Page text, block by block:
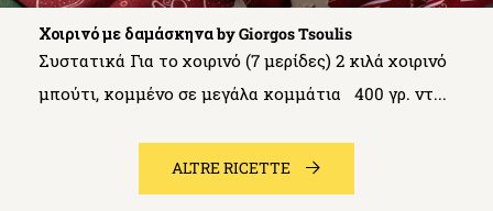
Χοιρινό με δαμάσκηνα by Giorgos Tsoulis
Συστατικά Για το χοιρινό (7 μερίδες) 2 κιλά χοιρινό
μπούτι, κομμένο σε μεγάλα κομμάτια 400 γρ. ντ...
ALTRE RICETTE